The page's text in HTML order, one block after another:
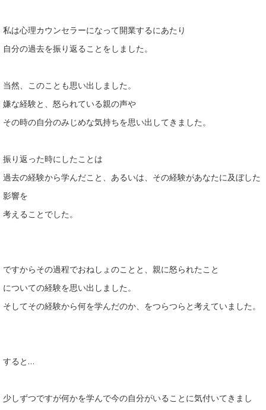
私は心理カウンセラーになって開業するにあたり
自分の過去を振り返ることをしました。
当然、このことも思い出しました。
嫌な経験と、怒られている親の声や
その時の自分のみじめな気持ちを思い出してきました。
振り返った時にしたことは
過去の経験から学んだこと、あるいは、その経験があなたに及ぼした
影響を
考えることでした。
ですからその過程でおねしょのことと、親に怒られたこと
についての経験を思い出しました。
そしてその経験から何を学んだのか、をつらつらと考えていました。
すると…
少しずつですが何かを学んで今の自分がいることに気付いてきまし